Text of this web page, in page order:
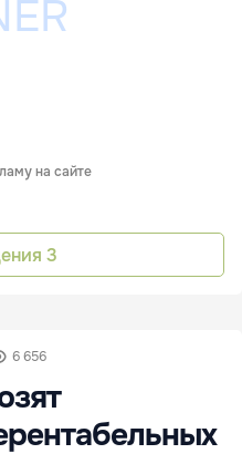
на сайте
3
6 656